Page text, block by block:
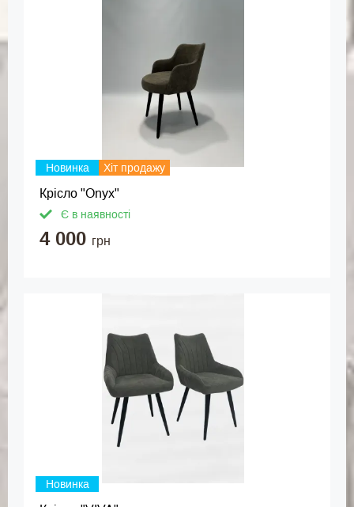
Новинка Хіт продажу
Крісло "Onyx"
Є в наявності
4 000 грн
Новинка